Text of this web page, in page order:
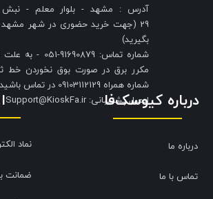
آدرس : مشهد - بلوار معلم -
29 (جهت خرید حضوری در شهر
بگیرید)
شماره تماس: 91690879-
مکرر برق در صورت بوق نخوردن خط
شماره همراه 09103112129 در تماس باشید.
​​​​​​​ایمیل پشتیبانی: Support@KioskFa.ir
نماد
ضمانت
درباره کیوسک‌فا
درباره ما
تماس با ما